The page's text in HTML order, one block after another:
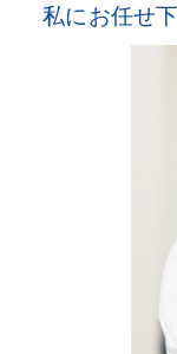
私にお任せ下